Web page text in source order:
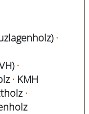
·
·
· KMH
·